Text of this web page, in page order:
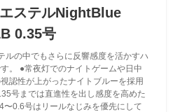
ステルNightBlue
0.35号
ルの中でもさらに反響感度を活かすハ
。 ●常夜灯でのナイトゲームや日中
認性が上がったナイトブルーを採用
号までは直進性を出し感度を高めた
〜0.6号はリールなじみを優先にして